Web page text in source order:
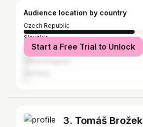
Audience location by country
Czech Republic
Slovakia
United States
Start a Free Trial to Unlock
3. Tomáš Brožek